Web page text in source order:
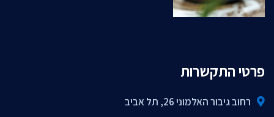
פרטי התקשרות
רחוב גיבור האלמוני 26, תל אביב